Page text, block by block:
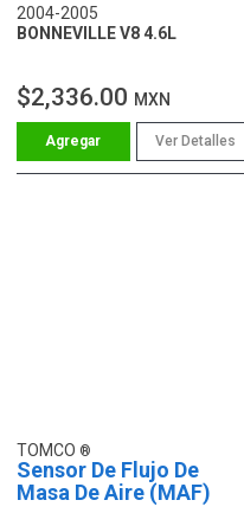
2004-2005
BONNEVILLE V8 4.6L
$2,336.00 MXN
Ver Detalles
TOMCO
Sensor De Flujo De
Masa De Aire (MAF)